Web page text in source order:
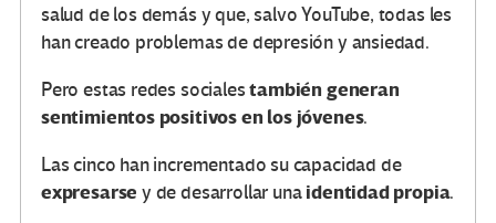
salud de los demás y que, salvo YouTube, todas les
han creado problemas de depresión y ansiedad.
Pero estas redes socialestambién generan
sentimientos positivos en los jóvenes.
Las cinco han incrementado su capacidad de
expresarse y de desarrollar unaidentidad propia.